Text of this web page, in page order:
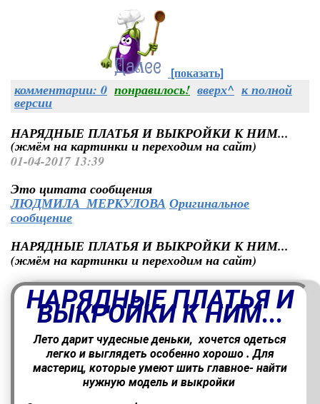
[показать]
комментарии: 0 понравилось! вверх^ к полной
версии
НАРЯДНЫЕ ПЛАТЬЯ И ВЫКРОЙКИ К НИМ...
(жмём на картинки и переходим на сайт)
01-04-2017 13:39
Это цитата сообщения
ЛЮДМИЛА_МЕРКУЛОВА Оригинальное
сообщение
НАРЯДНЫЕ ПЛАТЬЯ И ВЫКРОЙКИ К НИМ...
(жмём на картинки и переходим на сайт)
НАРЯДНЫЕ ПЛАТЬЯ И
ВЫКРОЙКИ К НИМ...
Лето дарит чудесные деньки, хочется одеться
легко и выглядеть особенно хорошо . Для
мастериц, которые умеют шить главное- найти
нужную модель и выкройки